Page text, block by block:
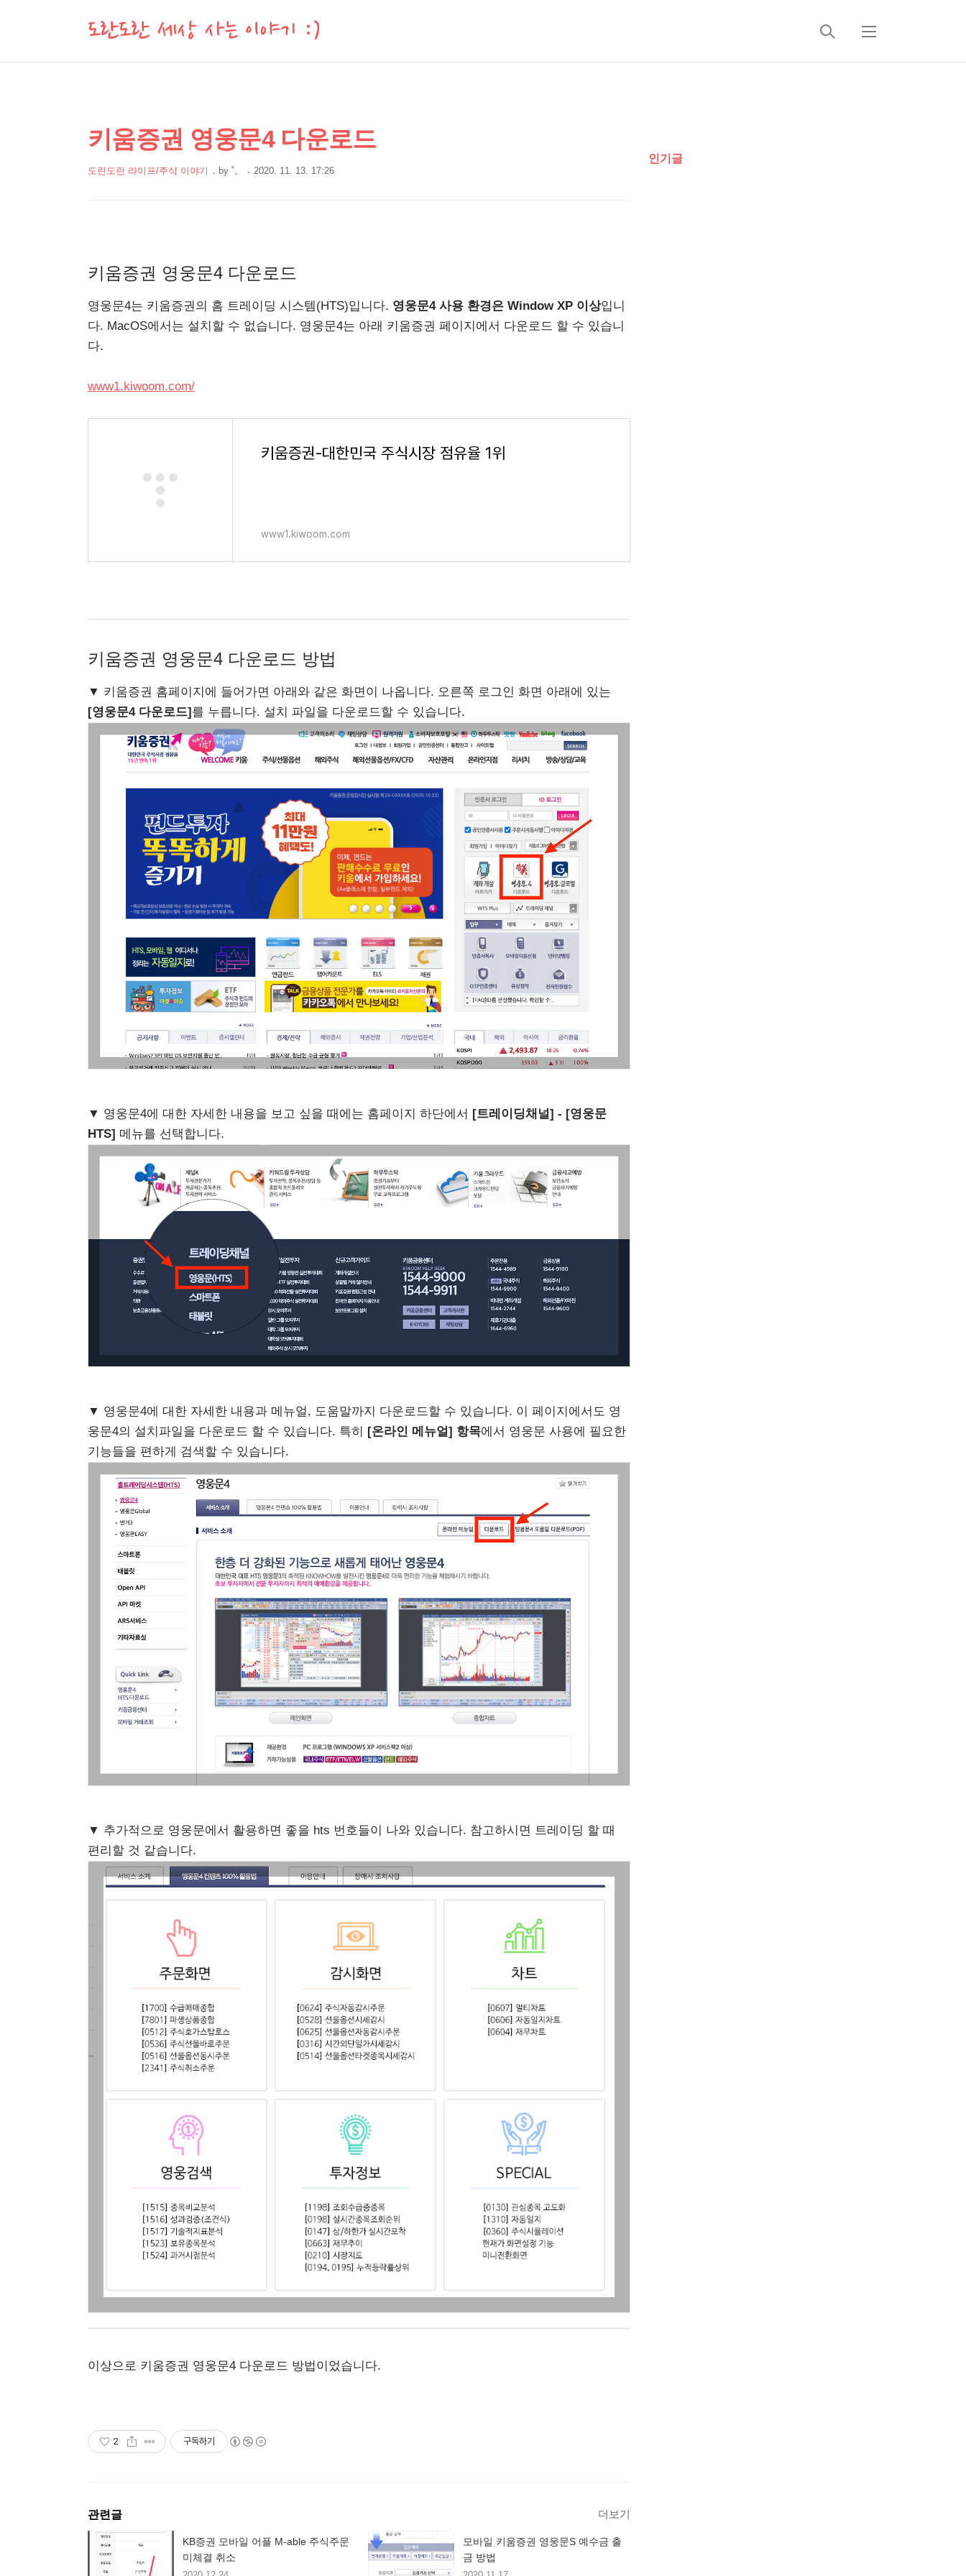
도란도란 세상 사는 이야기 :)
검
메
상
세
컨
본
문
제
키움증권 영웅문4 다운로드
도란도란 라이프/주식 이야기 by ˚。 2020. 11. 13. 17:26
키움증권 영웅문4 다운로드
영웅문4는 키움증권의 홈 트레이딩 시스템(HTS)입니다. 영웅문4 사용 환경은 Window XP 이상입니
다. MacOS에서는 설치할 수 없습니다. 영웅문4는 아래 키움증권 페이지에서 다운로드 할 수 있습니
다.
www1.kiwoom.com/
키움증권-대한민국 주식시장 점유율 1위
www1.kiwoom.com
키움증권 영웅문4 다운로드 방법
▼ 키움증권 홈페이지에 들어가면 아래와 같은 화면이 나옵니다. 오른쪽 로그인 화면 아래에 있는
[영웅문4 다운로드] 를 누릅니다. 설치 파일을 다운로드할 수 있습니다.
▼ 영웅문4에 대한 자세한 내용을 보고 싶을 때에는 홈페이지 하단에서
[트레이딩채널] - [영웅문
HTS] 메뉴를 선택합니다.
▼ 영웅문4에 대한 자세한 내용과 메뉴얼, 도움말까지 다운로드할 수 있습니다. 이 페이지에서도 영
웅문4의 설치파일을 다운로드 할 수 있습니다. 특히
[온라인 메뉴얼] 항목에서 영웅문 사용에 필요한
기능들을 편하게 검색할 수 있습니다.
▼ 추가적으로 영웅문에서 활용하면 좋을 hts 번호들이 나와 있습니다. 참고하시면 트레이딩 할 때
편리할 것 같습니다.
이상으로 키움증권 영웅문4 다운로드 방법이었습니다.
2 구독하기
관련글 더보기
KB증권 모바일 어플 M-able 주식주문
미체결 취소
모바일 키움증권 영웅문S 예수금 출
금 방법
가
인기글